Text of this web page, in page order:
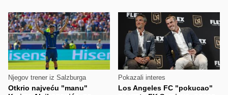
Njegov trener iz Salzburga
Otkrio najveću "manu"
Pokazali interes
Los Angeles FC "pokucao"